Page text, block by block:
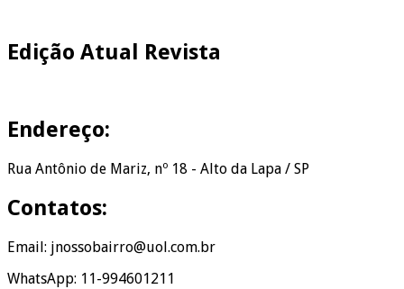
Edição Atual Revista
Endereço:
Rua Antônio de Mariz, nº 18 - Alto da Lapa / SP
Contatos:
Email: jnossobairro@uol.com.br
WhatsApp: 11-994601211